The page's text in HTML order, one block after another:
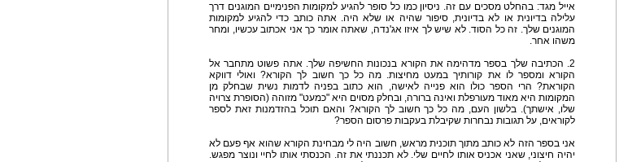
אייל מגד: בהחלט מסכים עם זה. ניסיון כמו כל סופר להגיע למקומות הפנימיים המוגנים דרך
עלילה בדיונית או לא בדיונית, סיפור שהיה או שלא היה. אתה כותב כדי להגיע למקומות
המוגנים שלך. זה כל הסוד. לא שיש לך איזו אג'נדה, שאתה אומר כך אני אכתוב עכשיו, ומחר
משהו אחר.
2. הכתיבה שלך בספר מדהימה את הקורא בנכונות החשיפה שלך. אתה פשוט מתחבר אל
הקורא ומספר לו את קורותיך במעט מחיצות. מה כל כך חשוב לך הקורא? ואולי דווקא
הקוראת? הרי הספר כולו הוא פנייה לאישה, הוא כתוב בפניה לדמות נשית שבחלק מן
המקומות היא מאוד מעורפלת ואינה ברורה, ובחלק מסוים היא "כמעט" מזוהה (הסופרת צרויה
שלו, אישתך). בלשון העם, מה כל כך חשוב לך הקורא? והאם תוכל בהזדמנות זאת לספר
לקוראים, על תגובות נבחרות שקיבלת בעקבות פרסום הספר?
אני בספר הזה לא כותב מתוך תוכנית מראש, חשוב היה לי מבחינת הקורא שהוא אף פעם לא
יהיה חיצוני, שאני אכניס אותו לחיים שלי. לא תכננתי את זה. הכנסתי אותו לחיי ונוצר מפגש.